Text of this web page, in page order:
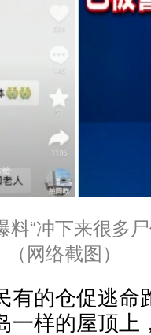
“冲下来很多
（网络截图）
有的仓促逃命
一样的屋顶上